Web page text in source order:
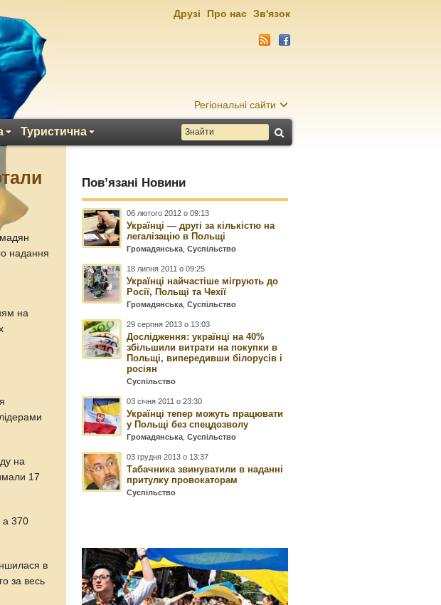
Регіональні сайти
Туристична
Друзі Про нас Зв'язок
надання
на
на
17
а 370
в
за весь
Пов’язані Новини
06 лютого 2012 о 09:13
Українці — другі за кількістю на
легалізацію в Польщі
Громадянська ,Суспільство
18 липня 2011 о 09:25
Українці найчастіше мігрують до
Росії, Польщі та Чехії
Громадянська ,Суспільство
29 серпня 2013 о 13:03
Дослідження: українці на 40%
збільшили витрати на покупки в
Польщі, випередивши білорусів і
росіян
Суспільство
03 січня 2011 о 23:30
Українці тепер можуть працювати
у Польщі без спецдозволу
Громадянська ,Суспільство
03 грудня 2013 о 13:37
Табачника звинуватили в наданні
притулку провокаторам
Суспільство